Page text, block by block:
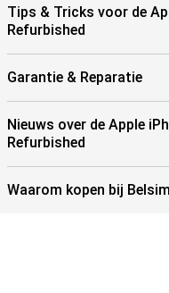
Tips & Tricks voor de
Refurbished
Garantie & Reparatie
Nieuws over de Apple
Refurbished
Waarom kopen bij